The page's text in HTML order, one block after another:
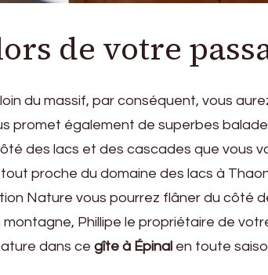
de votre
du massif, par conséquent, vous
promet également de superbes
des lacs et des cascades que vous
tout proche du domaine des lacs à
Nature vous pourrez flâner du côté
Phillipe le propriétaire de
dans ce gîte à Épinal en toute